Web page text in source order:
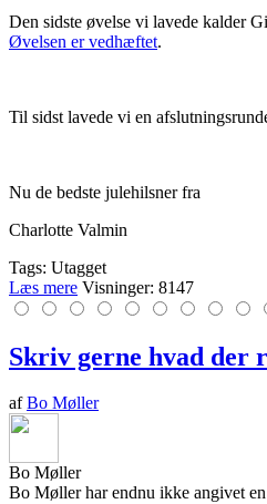
Den sidste øvelse vi lavede kalder
Øvelsen er vedhæftet.
Til sidst lavede vi en
Nu de bedste julehilsner fra
Charlotte Valmin
Tags: Utagget
Læs mere Visninger: 8147
Skriv gerne hvad der
afBo Møller
Bo Møller
Bo Møller har endnu ikke angivet